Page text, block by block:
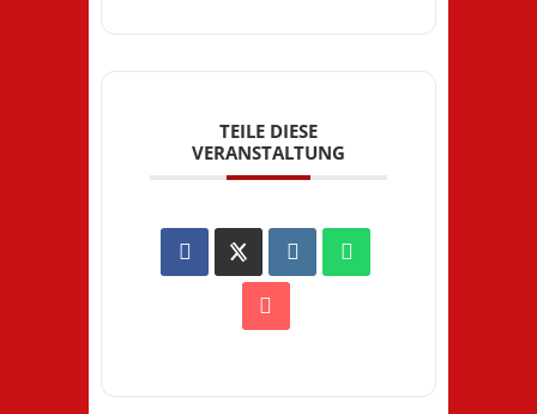
TEILE DIESE
VERANSTALTUNG